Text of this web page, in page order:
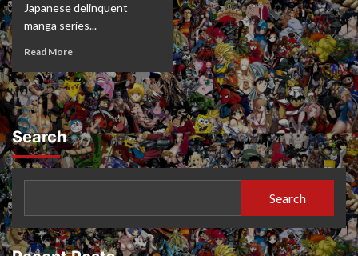
Japanese delinquent
manga series...
Read More
Search
Search